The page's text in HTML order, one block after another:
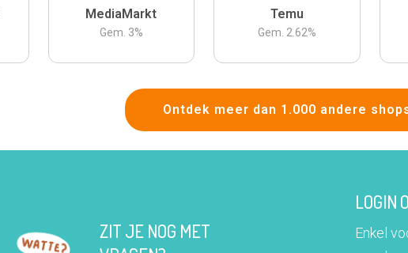
MediaMarkt
Gem. 3%
Temu
Gem. 2.62%
Ontdek meer dan 1.000 andere
ZIT JE NOG MET
LOGIN
Enkel